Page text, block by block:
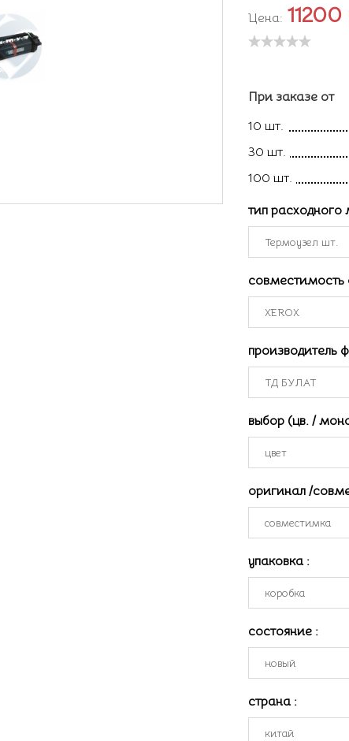
Цена: 11200
При заказе от
10 шт.
30 шт.
100 шт.
тип
совместимость
производитель
выбор (цв. /
оригинал /
упаковка :
состояние :
страна :